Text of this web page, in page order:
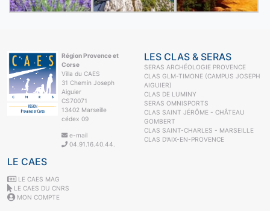
Région Provence et
Corse
Villa du CAES
31 Chemin Joseph
Aiguier
CS70071
13402 Marseille
cédex 09
e-mail
04.91.16.40.44.
LES CLAS & SERAS
SERAS ARCHÉOLOGIE PROVENCE
CLAS GLM-TIMONE (CAMPUS JOSEPH
AIGUIER)
CLAS DE LUMINY
SERAS OMNISPORTS
CLAS SAINT JÉRÔME - CHÂTEAU
GOMBERT
CLAS SAINT-CHARLES - MARSEILLE
CLAS D'AIX-EN-PROVENCE
LE CAES
LE CAES MAG
LE CAES DU CNRS
MON COMPTE